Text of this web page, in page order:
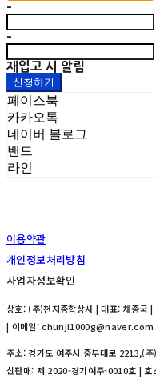
-
-
재입고 시 알림
신청하기
페이스북
카카오톡
네이버 블로그
밴드
라인
이용약관
개인정보처리방침
사업자정보확인
상호: (주)천지종합상사 | 대표: 채종국
| 이메일: chunji1000g@naver.com
주소: 경기도 여주시 중부대로 2213,(
신판매: 제 2020-경기여주-0010호 | 호